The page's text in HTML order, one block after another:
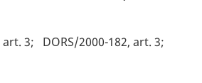
art. 3
DORS/2000-182, art. 3